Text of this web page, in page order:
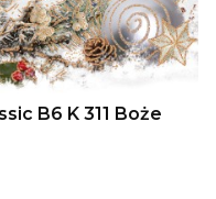
B6 K 311 Boże